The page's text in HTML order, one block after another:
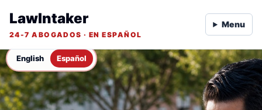
English Español
LawIntaker
24-7 ABOGADOS · EN ESPAÑOL
Menu